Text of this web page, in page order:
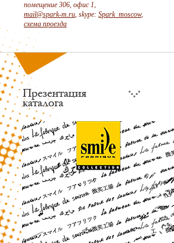
помещение 306, офис 1,
mail@spark-m.ru, skype: Spark_moscow,
схема проезда